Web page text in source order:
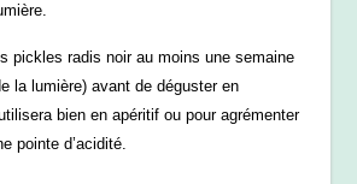
pickles radis noir au moins une semaine
la lumière) avant de déguster en
bien en apéritif ou pour agrémenter
pointe d’acidité.